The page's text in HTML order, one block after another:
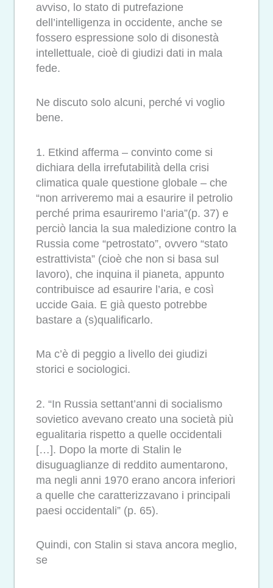
avviso, lo stato di putrefazione
dell’intelligenza in occidente, anche se
fossero espressione solo di disonestà
intellettuale, cioè di giudizi dati in mala
fede.
Ne discuto solo alcuni, perché vi voglio
bene.
1. Etkind afferma – convinto come si
dichiara della irrefutabilità della crisi
climatica quale questione globale – che
“non arriveremo mai a esaurire il petrolio
perché prima esauriremo l’aria”(p. 37) e
perciò lancia la sua maledizione contro la
Russia come “petrostato”, ovvero “stato
estrattivista” (cioè che non si basa sul
lavoro), che inquina il pianeta, appunto
contribuisce ad esaurire l’aria, e così
uccide Gaia. E già questo potrebbe
bastare a (s)qualificarlo.
Ma c’è di peggio a livello dei giudizi
storici e sociologici.
2. “In Russia settant’anni di socialismo
sovietico avevano creato una società più
egualitaria rispetto a quelle occidentali
[…]. Dopo la morte di Stalin le
disuguaglianze di reddito aumentarono,
ma negli anni 1970 erano ancora inferiori
a quelle che caratterizzavano i principali
paesi occidentali” (p. 65).
Quindi, con Stalin si stava ancora meglio,
se